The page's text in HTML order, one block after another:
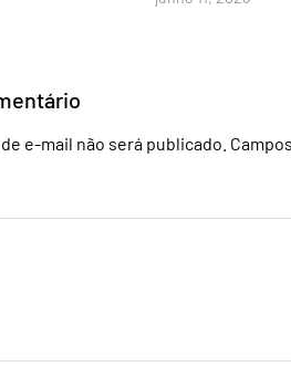
e-mail não será publicado.